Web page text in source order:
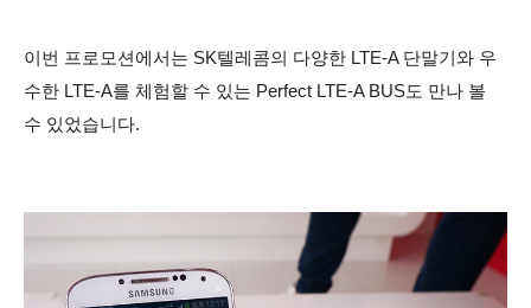
이번 프로모션에서는 SK텔레콤의 다양한 LTE-A 단말기와 우
수한 LTE-A를 체험할 수 있는 Perfect LTE-A BUS도 만나 볼
수 있었습니다.